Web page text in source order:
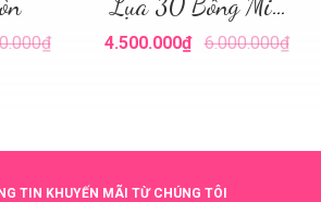
Tone Xanh
4.500.000₫ 6.000.000₫
TIN KHUYẾN MÃI TỪ CHÚNG TÔI